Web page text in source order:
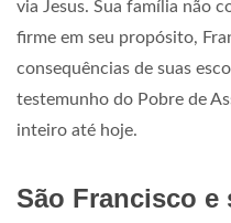
via Jesus. Sua família não
firme em seu propósito,
consequências de suas
testemunho do Pobre de
inteiro até hoje.
São Francisco e